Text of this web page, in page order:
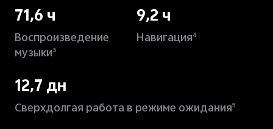
71,6 ч
Воспроизведение
музыки3
9,2 ч
Навигация4
12,7 дн
Сверхдолгая работа в режиме ожидания5